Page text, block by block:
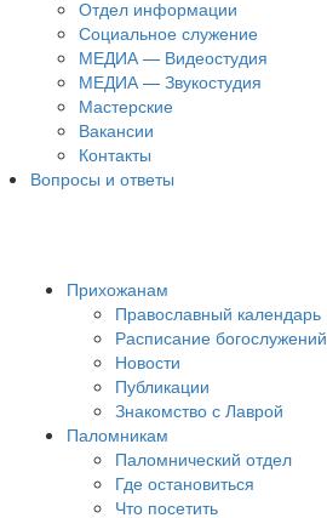
Отдел информации
Социальное служение
МЕДИА — Видеостудия
МЕДИА — Звукостудия
Мастерские
Вакансии
Контакты
Вопросы и ответы
Прихожанам
Православный календарь
Расписание богослужений
Новости
Публикации
Знакомство с Лаврой
Паломникам
Паломнический отдел
Где остановиться
Что посетить